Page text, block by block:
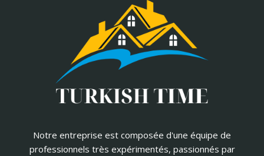
Notre entreprise est composée d'une équipe de
professionnels très expérimentés, passionnés par